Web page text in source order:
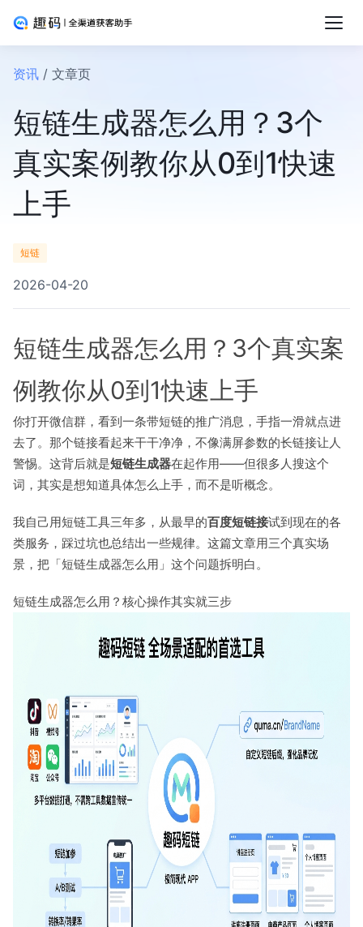
资讯 / 文章页
短链生成器怎么用？3个
真实案例教你从0到1快速
上手
短链
2026-04-20
短链生成器怎么用？3个真实案
例教你从0到1快速上手
你打开微信群，看到一条带短链的推广消息，手指一滑就点进
去了。那个链接看起来干干净净，不像满屏参数的长链接让人
警惕。这背后就是短链生成器在起作用——但很多人搜这个
词，其实是想知道具体怎么上手，而不是听概念。
我自己用短链工具三年多，从最早的百度短链接试到现在的各
类服务，踩过坑也总结出一些规律。这篇文章用三个真实场
景，把「短链生成器怎么用」这个问题拆明白。
短链生成器怎么用？核心操作其实就三步